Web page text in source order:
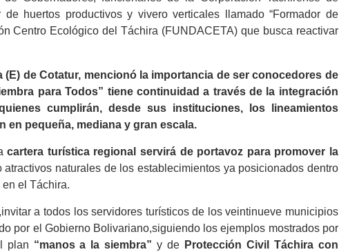
huertos productivos y vivero verticales llamado “Formador de
Centro Ecológico del Táchira (FUNDACETA) que busca reactivar
de Cotatur, mencionó la importancia de ser conocedores de
para Todos” tiene continuidad a través de la integración
cumplirán, desde sus instituciones, los lineamientos
en pequeña, mediana y gran escala.
cartera turística regional servirá de portavoz para promover la
naturales de los establecimientos ya posicionados dentro
el Táchira.
a todos los servidores turísticos de los veintinueve municipios
por el Gobierno Bolivariano,siguiendo los ejemplos mostrados por
plan “manos a la siembra” y de Protección Civil Táchira con